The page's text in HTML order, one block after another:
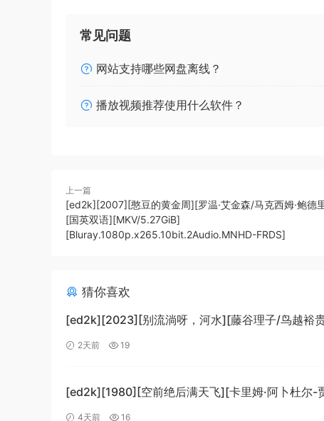
常见问题
网站支持哪些网盘离线？
播放视频推荐使用什么软件？
上一篇
[ed2k][2007][憨豆的黄金周][罗温·艾金森/马克西姆·鲍德
[国英双语][MKV/5.27GiB]
[Bluray.1080p.x265.10bit.2Audio.MNHD-FRDS]
猜你喜欢
[ed2k][2023][别流淌呀，河水][藤谷理子/鸟越裕
剧/科幻][中文字幕][MKV/4.37GiB]
2天前 19
[ed2k][1980][空前绝后满天飞][卡里姆·阿卜杜尔-
劳埃德·布里吉斯][喜剧][简繁英字幕][MKV/
4天前 16